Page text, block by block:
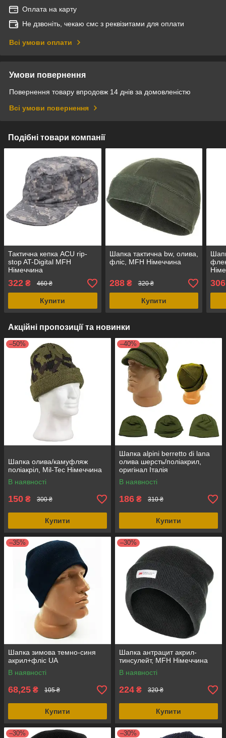
Оплата на карту
Не дзвоніть, чекаю смс з реквізитами для оплати
Всі умови оплати
Умови повернення
Повернення товару впродовж 14 днів за домовленістю
Всі умови повернення
Подібні товари компанії
Тактична кепка ACU rip-
stop AT-Digital MFH
Німеччина
322 ₴ 460 ₴
Купити
Шапка тактична bw, олива,
фліс, MFH Німеччина
288₴ 320 ₴
Купити
306
Акційні пропозиції та новинки
–50%
Шапка олива/камуфляж
поліакріл, Mil-Tec Німеччина
В наявності
150 ₴ 300 ₴
Купити
–40%
Шапка alpini berretto di lana
олива шерсть/поліакрил,
оригінал Італія
В наявності
186 ₴ 310 ₴
Купити
–35%
Шапка зимова темно-синя
акрил+фліс UA
В наявності
68,25 ₴ 105 ₴
Купити
–30%
Шапка антрацит акрил-
тинсулейт, MFH Німеччина
В наявності
224 ₴ 320 ₴
Купити
–30% –30%